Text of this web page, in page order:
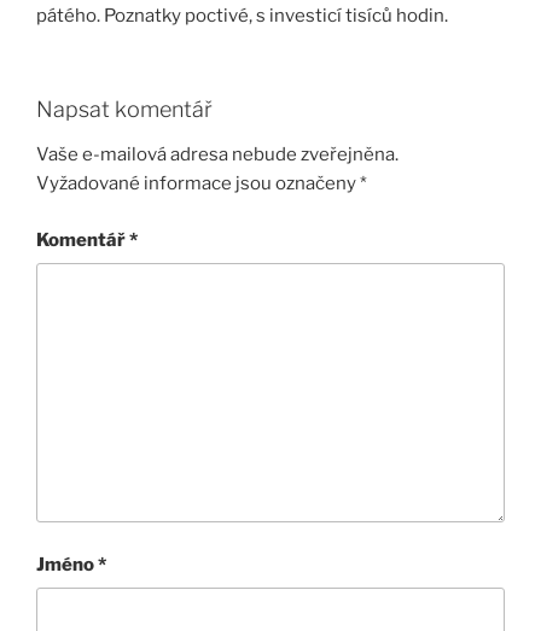
pátého. Poznatky poctivé, s investicí tisíců hodin.
Napsat komentář
Vaše e-mailová adresa nebude zveřejněna.
Vyžadované informace jsou označeny*
Komentář*
Jméno*